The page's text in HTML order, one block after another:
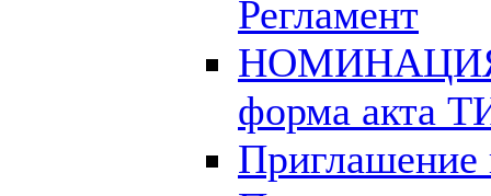
Регламент
форма акта
Приглашение